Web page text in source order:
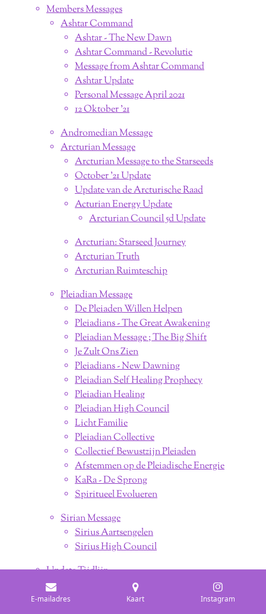
Members Messages
Ashtar Command
Ashtar - The New Dawn
Ashtar Command - Revolutie
Message from Ashtar Command
Ashtar Update
Personal Message April 2021
12 Oktober '21
Andromedian Message
Arcturian Message
Arcturian Message to the Starseeds
October '21 Update
Update van de Arcturische Raad
Acturian Energy Update
Arcturian Council 5d Update
Arcturian: Starseed Journey
Arcturian Truth
Arcturian Ruimteschip
Pleiadian Message
De Pleiaden Willen Helpen
Pleiadians - The Great Awakening
Pleiadian Message ; The Big Shift
Je Zult Ons Zien
Pleiadians - New Dawning
Pleiadian Self Healing Prophecy
Pleiadian Healing
Pleiadian High Council
Licht Familie
Pleiadian Collective
Collectief Bewustzijn Pleiaden
Afstemmen op de Pleiadische Energie
KaRa - De Sprong
Spiritueel Evolueren
Sirian Message
Sirius Aartsengelen
Sirius High Council
Update Tijdlijn
♒︎ Waterman Tijdperk
Frequentie Upgrade
E-mailadres Kaart Instagram